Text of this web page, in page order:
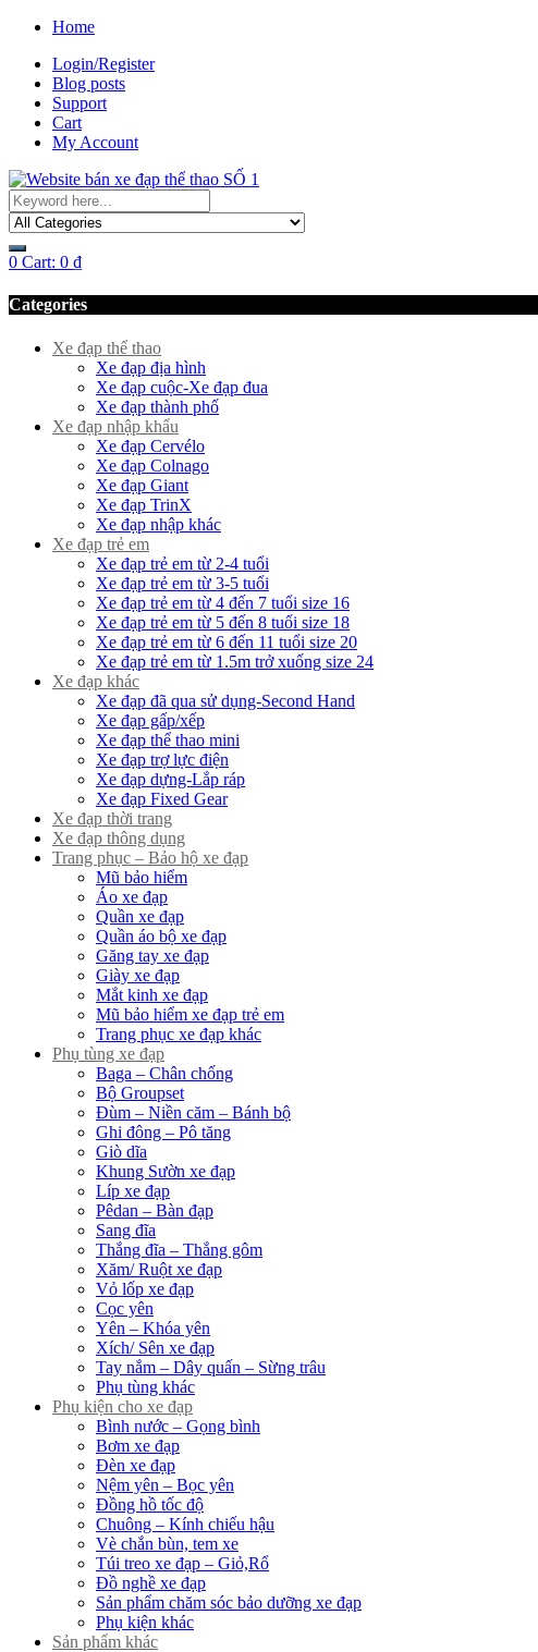
Home
Login/Register
Blog posts
Support
Cart
My Account
0 Cart: 0 ₫
Categories
Xe đạp thể thao
Xe đạp địa hình
Xe đạp cuộc-Xe đạp đua
Xe đạp thành phố
Xe đạp nhập khẩu
Xe đạp Cervélo
Xe đạp Colnago
Xe đạp Giant
Xe đạp TrinX
Xe đạp nhập khác
Xe đạp trẻ em
Xe đạp trẻ em từ 2-4 tuổi
Xe đạp trẻ em từ 3-5 tuổi
Xe đạp trẻ em từ 4 đến 7 tuổi size 16
Xe đạp trẻ em từ 5 đến 8 tuổi size 18
Xe đạp trẻ em từ 6 đến 11 tuổi size 20
Xe đạp trẻ em từ 1.5m trở xuống size 24
Xe đạp khác
Xe đạp đã qua sử dụng-Second Hand
Xe đạp gấp/xếp
Xe đạp thể thao mini
Xe đạp trợ lực điện
Xe đạp dựng-Lắp ráp
Xe đạp Fixed Gear
Xe đạp thời trang
Xe đạp thông dụng
Trang phục – Bảo hộ xe đạp
Mũ bảo hiểm
Áo xe đạp
Quần xe đạp
Quần áo bộ xe đạp
Găng tay xe đạp
Giày xe đạp
Mắt kinh xe đạp
Mũ bảo hiểm xe đạp trẻ em
Trang phục xe đạp khác
Phụ tùng xe đạp
Baga – Chân chống
Bộ Groupset
Đùm – Niền căm – Bánh bộ
Ghi đông – Pô tăng
Giò dĩa
Khung Sườn xe đạp
Líp xe đạp
Pêdan – Bàn đạp
Sang đĩa
Thắng đĩa – Thắng gôm
Xăm/ Ruột xe đạp
Vỏ lốp xe đạp
Cọc yên
Yên – Khóa yên
Xích/ Sên xe đạp
Tay nắm – Dây quấn – Sừng trâu
Phụ tùng khác
Phụ kiện cho xe đạp
Bình nước – Gọng bình
Bơm xe đạp
Đèn xe đạp
Nệm yên – Bọc yên
Đồng hồ tốc độ
Chuông – Kính chiếu hậu
Vè chắn bùn, tem xe
Túi treo xe đạp – Giỏ,Rổ
Đồ nghề xe đạp
Sản phẩm chăm sóc bảo dưỡng xe đạp
Phụ kiện khác
Sản phẩm khác